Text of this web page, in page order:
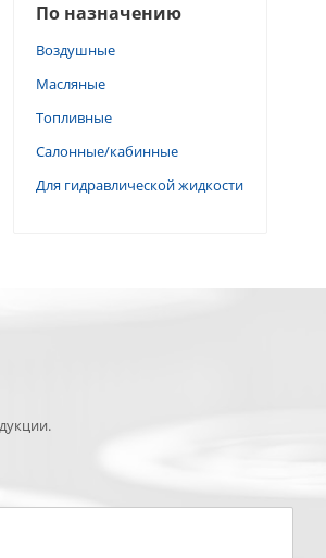
По назначению
Воздушные
Масляные
Топливные
Салонные/кабинные
Для гидравлической жидкости